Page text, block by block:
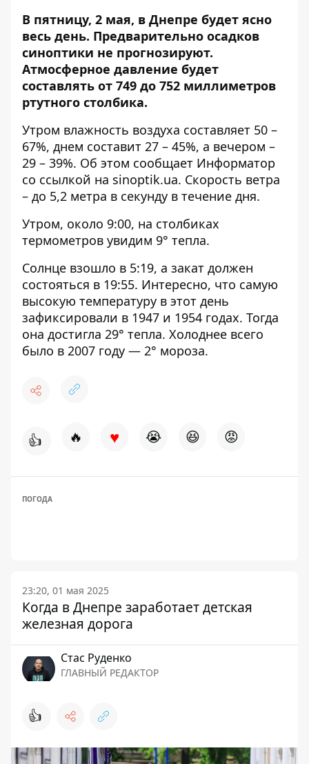
В пятницу, 2 мая, в Днепре будет ясно
весь день. Предварительно осадков
синоптики не прогнозируют.
Атмосферное давление будет
составлять от 749 до 752 миллиметров
ртутного столбика.
Утром влажность воздуха составляет 50 –
67%, днем ​​составит 27 – 45%, а вечером –
29 – 39%. Об этом сообщает Информатор
со ссылкой на sinoptik.ua. Скорость ветра
– до 5,2 метра в секунду в течение дня.
Утром, около 9:00, на столбиках
термометров увидим 9° тепла.
Солнце взошло в 5:19, а закат должен
состояться в 19:55. Интересно, что самую
высокую температуру в этот день
зафиксировали в 1947 и 1954 годах. Тогда
она достигла 29° тепла. Холоднее всего
было в 2007 году — 2° мороза.
👍 🔥 ♥ 😭 😆 😡
ПОГОДА
23:20, 01 мая 2025
Когда в Днепре заработает детская
железная дорога
Стаc Руденко
ГЛАВНЫЙ РЕДАКТОР
👍